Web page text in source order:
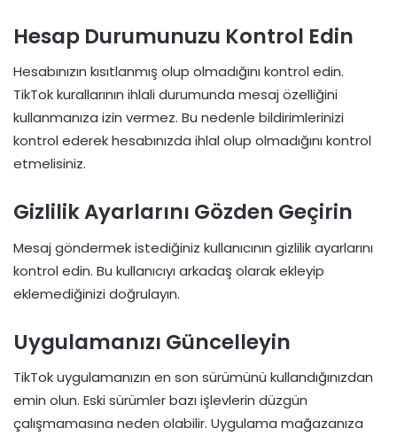
Hesap Durumunuzu Kontrol Edin
Hesabınızın kısıtlanmış olup olmadığını kontrol edin.
TikTok kurallarının ihlali durumunda mesaj özelliğini
kullanmanıza izin vermez. Bu nedenle bildirimlerinizi
kontrol ederek hesabınızda ihlal olup olmadığını kontrol
etmelisiniz.
Gizlilik Ayarlarını Gözden Geçirin
Mesaj göndermek istediğiniz kullanıcının gizlilik ayarlarını
kontrol edin. Bu kullanıcıyı arkadaş olarak ekleyip
eklemediğinizi doğrulayın.
Uygulamanızı Güncelleyin
TikTok uygulamanızın en son sürümünü kullandığınızdan
emin olun. Eski sürümler bazı işlevlerin düzgün
çalışmamasına neden olabilir. Uygulama mağazanıza